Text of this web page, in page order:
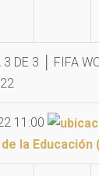
3 DE 3 │ FIFA
11:00
de la Educación